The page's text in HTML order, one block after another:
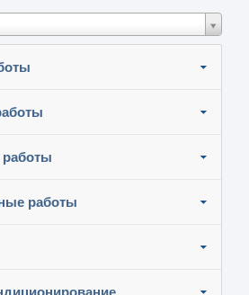
работы
работы